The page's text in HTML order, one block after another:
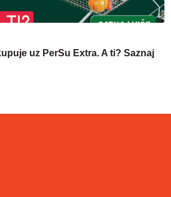
uz PerSu Extra. A ti? Saznaj